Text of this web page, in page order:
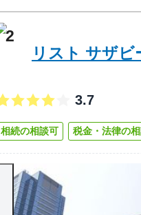
2
リスト サザ
3.7
相続の相談可 税金・法律の